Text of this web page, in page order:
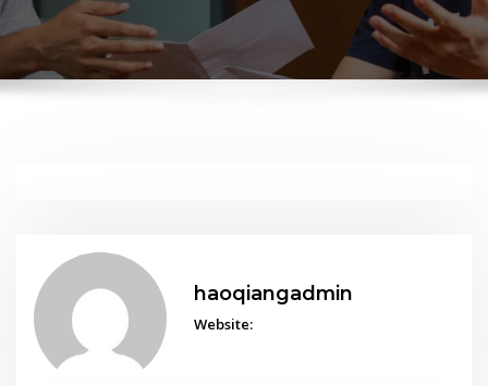
haoqiangadmin
Website: